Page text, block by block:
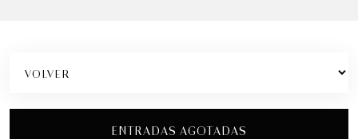
ENTRADAS AGOTADAS